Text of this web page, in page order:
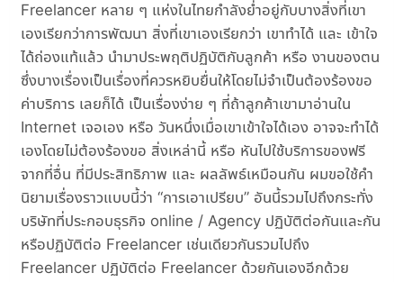
Freelancer หลาย ๆ แห่งในไทยกำลังย่ำอยู่กับบางสิ่งที่เขา
เองเรียกว่าการพัฒนา สิ่งที่เขาเองเรียกว่า เขาทำได้ และ เข้าใจ
ได้ถ่องแท้แล้ว นำมาประพฤติปฏิบัติกับลูกค้า หรือ งานของตน
ซึ่งบางเรื่องเป็นเรื่องที่ควรหยิบยื่นให้โดยไม่จำเป็นต้องร้องขอ
ค่าบริการ เลยก็ได้ เป็นเรื่องง่าย ๆ ที่ถ้าลูกค้าเขามาอ่านใน
Internet เจอเอง หรือ วันหนึ่งเมื่อเขาเข้าใจได้เอง อาจจะทำได้
เองโดยไม่ต้องร้องขอ สิ่งเหล่านี้ หรือ หันไปใช้บริการของฟรี
จากที่อื่น ที่มีประสิทธิภาพ และ ผลลัพธ์เหมือนกัน ผมขอใช้คำ
นิยามเรื่องราวแบบนี้ว่า “การเอาเปรียบ” อันนี้รวมไปถึงกระทั่ง
บริษัทที่ประกอบธุรกิจ online / Agency ปฏิบัติต่อกันและกัน
หรือปฏิบัติต่อ Freelancer เช่นเดียวกันรวมไปถึง
Freelancer ปฏิบัติต่อ Freelancer ด้วยกันเองอีกด้วย